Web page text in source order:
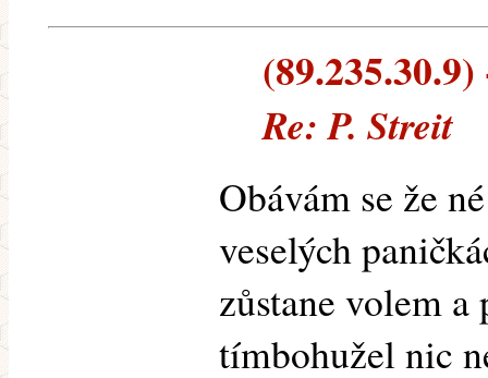
Re: P. Streit
Obávám se že
veselých
zůstane volem a
tímbohužel nic